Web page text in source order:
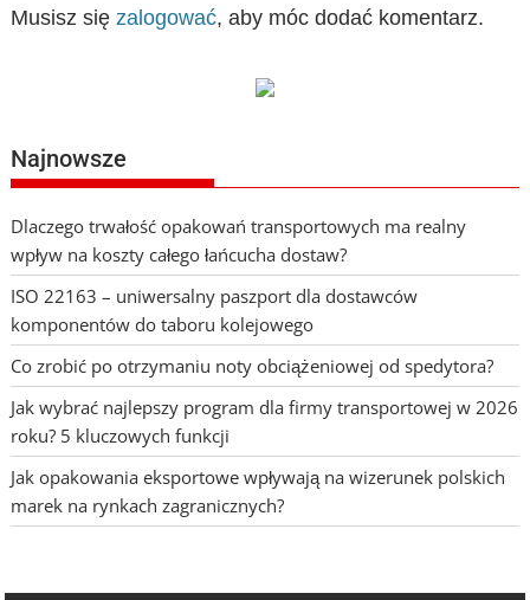
Musisz się zalogować, aby móc dodać komentarz.
Najnowsze
Dlaczego trwałość opakowań transportowych ma realny
wpływ na koszty całego łańcucha dostaw?
ISO 22163 – uniwersalny paszport dla dostawców
komponentów do taboru kolejowego
Co zrobić po otrzymaniu noty obciążeniowej od spedytora?
Jak wybrać najlepszy program dla firmy transportowej w 2026
roku? 5 kluczowych funkcji
Jak opakowania eksportowe wpływają na wizerunek polskich
marek na rynkach zagranicznych?